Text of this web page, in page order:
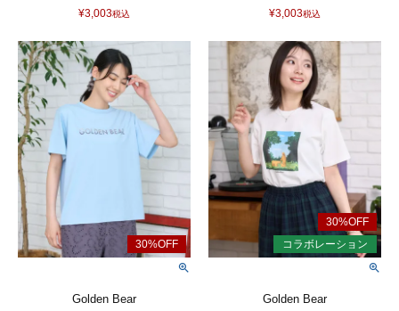
¥3,003税込 ¥3,003税込
Golden Bear
Golden Bear